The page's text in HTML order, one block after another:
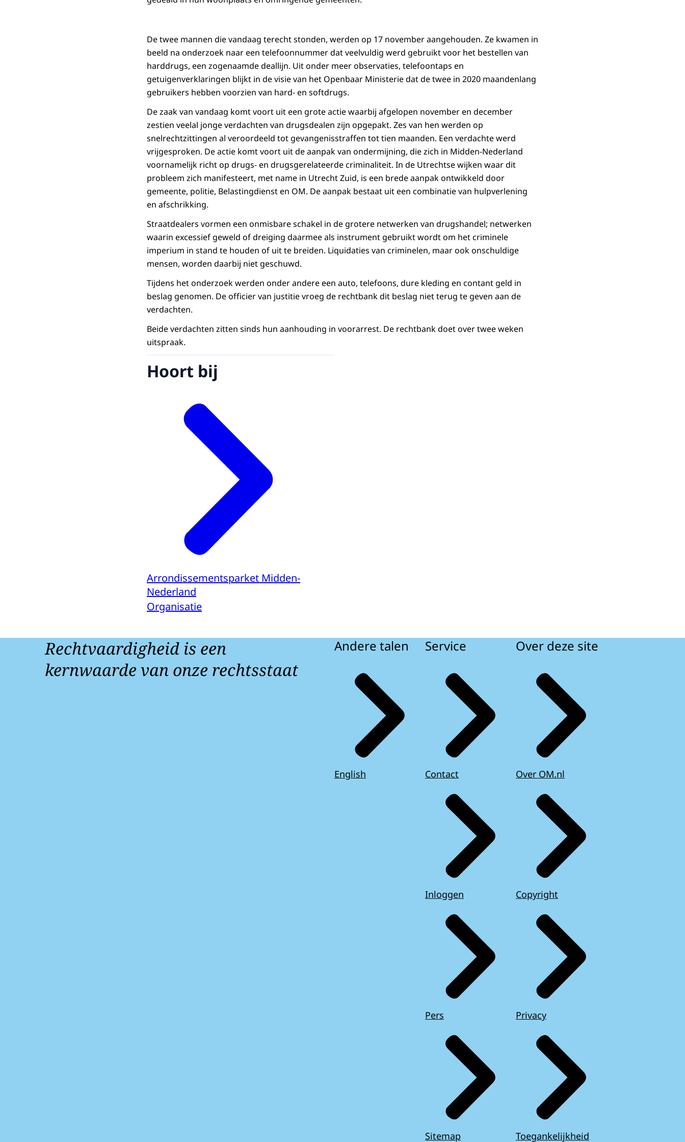
De twee mannen die vandaag terecht stonden, werden op 17 november aangehouden. Ze kwamen in
beeld na onderzoek naar een telefoonnummer dat veelvuldig werd gebruikt voor het bestellen van
harddrugs, een zogenaamde deallijn. Uit onder meer observaties, telefoontaps en
getuigenverklaringen blijkt in de visie van het Openbaar Ministerie dat de twee in 2020 maandenlang
gebruikers hebben voorzien van hard- en softdrugs.
De zaak van vandaag komt voort uit een grote actie waarbij afgelopen november en december
zestien veelal jonge verdachten van drugsdealen zijn opgepakt. Zes van hen werden op
snelrechtzittingen al veroordeeld tot gevangenisstraffen tot tien maanden. Een verdachte werd
vrijgesproken. De actie komt voort uit de aanpak van ondermijning, die zich in Midden-Nederland
voornamelijk richt op drugs- en drugsgerelateerde criminaliteit. In de Utrechtse wijken waar dit
probleem zich manifesteert, met name in Utrecht Zuid, is een brede aanpak ontwikkeld door
gemeente, politie, Belastingdienst en OM. De aanpak bestaat uit een combinatie van hulpverlening
en afschrikking.
Straatdealers vormen een onmisbare schakel in de grotere netwerken van drugshandel; netwerken
waarin excessief geweld of dreiging daarmee als instrument gebruikt wordt om het criminele
imperium in stand te houden of uit te breiden. Liquidaties van criminelen, maar ook onschuldige
mensen, worden daarbij niet geschuwd.
Tijdens het onderzoek werden onder andere een auto, telefoons, dure kleding en contant geld in
beslag genomen. De officier van justitie vroeg de rechtbank dit beslag niet terug te geven aan de
verdachten.
Beide verdachten zitten sinds hun aanhouding in voorarrest. De rechtbank doet over twee weken
uitspraak.
Hoort bij
Arrondissementsparket Midden-
Nederland
Organisatie
Rechtvaardigheid is een
kernwaarde van onze rechtsstaat
Andere talen
English
Service
Contact
Inloggen
Pers
Sitemap
Over deze site
Over OM.nl
Copyright
Privacy
Toegankelijkheid